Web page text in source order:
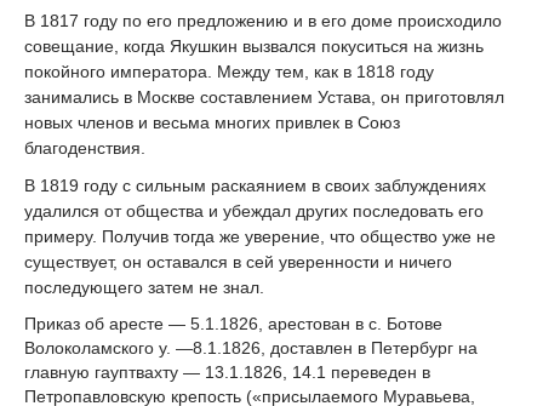
В 1817 году по его предложению и в его доме происходило
совещание, когда Якушкин вызвался покуситься на жизнь
покойного императора. Между тем, как в 1818 году
занимались в Москве составлением Устава, он приготовлял
новых членов и весьма многих привлек в Союз
благоденствия.
В 1819 году с сильным раскаянием в своих заблуждениях
удалился от общества и убеждал других последовать его
примеру. Получив тогда же уверение, что общество уже не
существует, он оставался в сей уверенности и ничего
последующего затем не знал.
Приказ об аресте — 5.1.1826, арестован в с. Ботове
Волоколамского у. —8.1.1826, доставлен в Петербург на
главную гауптвахту — 13.1.1826, 14.1 переведен в
Петропавловскую крепость («присылаемого Муравьева,